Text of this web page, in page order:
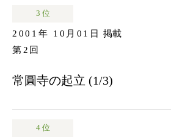
3 位
2001年 10月01日
掲載
第2回
常圓寺の起立 (1/3)
4 位